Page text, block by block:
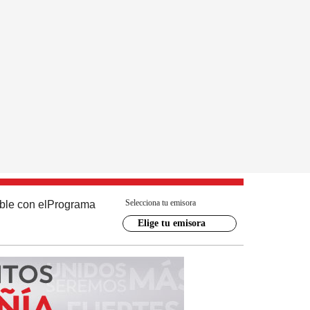
con el Programa Selecciona tu emisora
Elige tu emisora